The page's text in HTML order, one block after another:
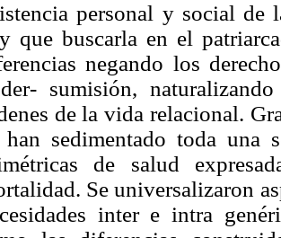
personal y social de
que buscarla en el
negando los
sumisión,
de la vida relacional.
han sedimentado toda una
de salud
Se universalizaron
inter e intra